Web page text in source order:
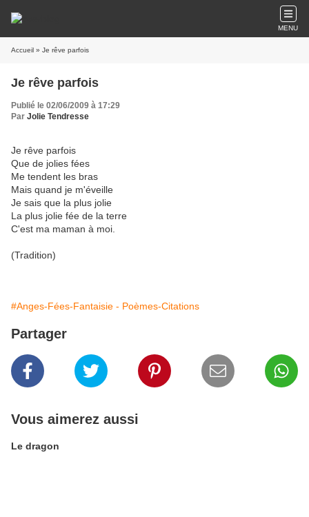
MENU
Accueil » Je rêve parfois
Je rêve parfois
Publié le 02/06/2009 à 17:29
Par Jolie Tendresse
Je rêve parfois
Que de jolies fées
Me tendent les bras
Mais quand je m'éveille
Je sais que la plus jolie
La plus jolie fée de la terre
C'est ma maman à moi.
(Tradition)
#Anges-Fées-Fantaisie - Poèmes-Citations
Partager
Vous aimerez aussi
Le dragon